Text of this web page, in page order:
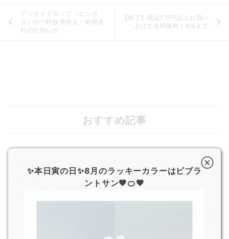
アジサイドロップ（エンボ
ス）の一時販売停止・納期遅
れのお知らせ
【終了】税込1万円以上お買い
上げで送料無料！6/9まで
おすすめ記事
熊本県で発生した地震の影響による配送遅延について
✨本日寅の日✨8月のラッキーカラーはビブラ
ントサン🧡🍊🧡